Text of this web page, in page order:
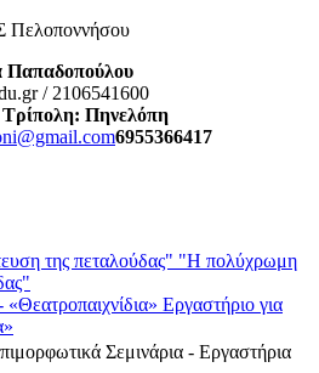
Παπαδοπούλου
/ 2106541600
Τρίπολη: Πηνελόπη
6955366417
"Η πολύχρωμη
Εργαστήριο για
Σεμινάρια - Εργαστήρια